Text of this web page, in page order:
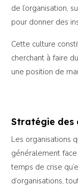
de l’organisation,
pour donner des
Cette culture
cherchant à faire
une position de
Stratégie des
Les organisations
généralement
temps de crise
d’organisations,